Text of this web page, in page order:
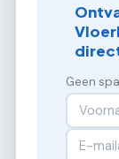
Geen